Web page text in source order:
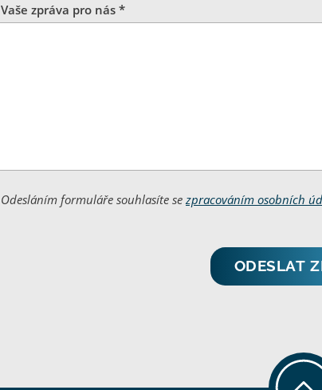
Vaše zpráva pro nás *
Odesláním formuláře souhlasíte se zpracováním osobních
ODESLAT